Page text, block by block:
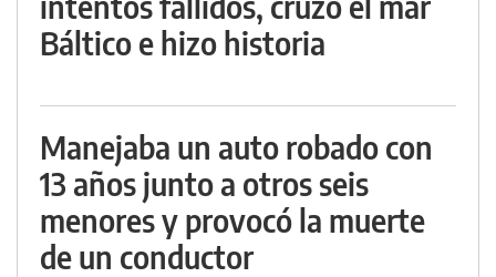
Báltico e hizo historia
Manejaba un auto robado con
13 años junto a otros seis
menores y provocó la muerte
de un conductor